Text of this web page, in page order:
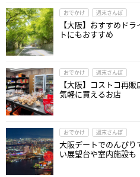
おでかけ 週末さんぽ
【大阪】おすすめド
トにもおすすめ
おでかけ 週末さんぽ
【大阪】コストコ再
気軽に買えるお店
おでかけ 週末さんぽ
大阪デートでのんびり
い展望台や室内施設も